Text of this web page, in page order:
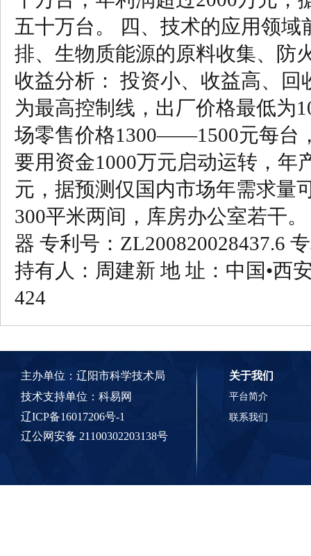
五十万台。 四、技术的应用领
排、生物质能源的原料收集、防
收益分析： 投资小、收益高、
为最高控制线，出厂价格最低为
场零售价格1300——1500元每台
要用资金1000万元启动运转，年
元，据预测仅国内市场年需求量
300平米两间，库房办公室若干
器 专利号：ZL200820028437.6
持有人：周建新 地 址：中国•西
424
主办单位：辽阳市科学技术局
技术支持单位： 科易网
辽ICP备16017206号-1
辽公网安备 21100302203138号
关于我们
平台简介
联系我们